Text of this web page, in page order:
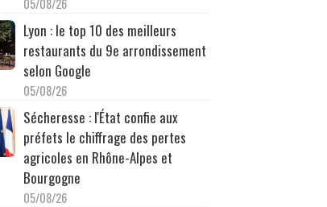
Lyon : le top 10 des meilleurs
restaurants du 9e arrondissement
selon Google
05/08/26
Sécheresse : l'État confie aux
préfets le chiffrage des pertes
agricoles en Rhône-Alpes et
Bourgogne
05/08/26